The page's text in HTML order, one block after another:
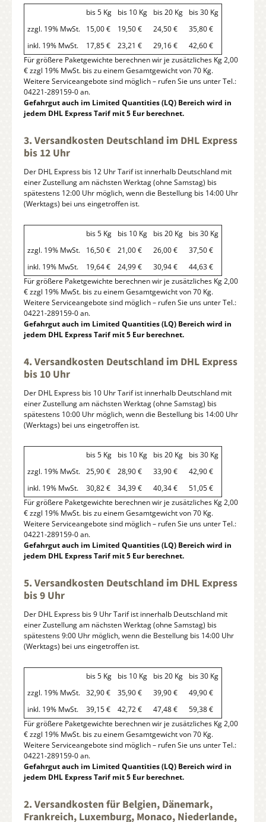
bis 5 Kg bis 10 Kg bis 20 Kg
bis 30 Kg
zzgl. 19% MwSt.
15,00 € 19,50 € 24,50 €
35,80 €
inkl. 19% MwSt.
17,85 € 23,21 € 29,16 €
42,60 €
Für größere Paketgewichte berechnen wir je zusätzliches Kg 2,00
€ zzgl 19% MwSt. bis zu einem Gesamtgewicht von 70 Kg.
Weitere Serviceangebote sind möglich – rufen Sie uns unter Tel.:
04221-289159-0 an.
Gefahrgut auch im Limited Quantities (LQ) Bereich wird in
jedem DHL Express Tarif mit 5 Eur berechnet.
3. Versandkosten Deutschland im DHL Express
bis 12 Uhr
Der DHL Express bis 12 Uhr Tarif ist innerhalb Deutschland mit
einer Zustellung am nächsten Werktag (ohne Samstag) bis
spätestens 12:00 Uhr möglich, wenn die Bestellung bis 14:00 Uhr
(Werktags) bei uns eingetroffen ist.
bis 5 Kg bis 10 Kg bis 20 Kg
bis 30 Kg
zzgl. 19% MwSt.
16,50 € 21,00 € 26,00 €
37,50 €
inkl. 19% MwSt.
19,64 € 24,99 € 30,94 €
44,63 €
Für größere Paketgewichte berechnen wir je zusätzliches Kg 2,00
€ zzgl 19% MwSt. bis zu einem Gesamtgewicht von 70 Kg.
Weitere Serviceangebote sind möglich – rufen Sie uns unter Tel.:
04221-289159-0 an.
Gefahrgut auch im Limited Quantities (LQ) Bereich wird in
jedem DHL Express Tarif mit 5 Eur berechnet.
4. Versandkosten Deutschland im DHL Express
bis 10 Uhr
Der DHL Express bis 10 Uhr Tarif ist innerhalb Deutschland mit
einer Zustellung am nächsten Werktag (ohne Samstag) bis
spätestens 10:00 Uhr möglich, wenn die Bestellung bis 14:00 Uhr
(Werktags) bei uns eingetroffen ist.
bis 5 Kg bis 10 Kg bis 20 Kg
bis 30 Kg
zzgl. 19% MwSt. 25,90 € 28,90 € 33,90 €
42,90 €
inkl. 19% MwSt.
30,82 € 34,39 € 40,34 €
51,05 €
Für größere Paketgewichte berechnen wir je zusätzliches Kg 2,00
€ zzgl 19% MwSt. bis zu einem Gesamtgewicht von 70 Kg.
Weitere Serviceangebote sind möglich – rufen Sie uns unter Tel.:
04221-289159-0 an.
Gefahrgut auch im Limited Quantities (LQ) Bereich wird in
jedem DHL Express Tarif mit 5 Eur berechnet.
5. Versandkosten Deutschland im DHL Express
bis 9 Uhr
Der DHL Express bis 9 Uhr Tarif ist innerhalb Deutschland mit
einer Zustellung am nächsten Werktag (ohne Samstag) bis
spätestens 9:00 Uhr möglich, wenn die Bestellung bis 14:00 Uhr
(Werktags) bei uns eingetroffen ist.
bis 5 Kg bis 10 Kg bis 20 Kg
bis 30 Kg
zzgl. 19% MwSt. 32,90 € 35,90 € 39,90 €
49,90 €
inkl. 19% MwSt.
39,15 € 42,72 € 47,48 €
59,38 €
Für größere Paketgewichte berechnen wir je zusätzliches Kg 2,00
€ zzgl 19% MwSt. bis zu einem Gesamtgewicht von 70 Kg.
Weitere Serviceangebote sind möglich – rufen Sie uns unter Tel.:
04221-289159-0 an.
Gefahrgut auch im Limited Quantities (LQ) Bereich wird in
jedem DHL Express Tarif mit 5 Eur berechnet.
2. Versandkosten für Belgien, Dänemark,
Frankreich, Luxemburg, Monaco, Niederlande,